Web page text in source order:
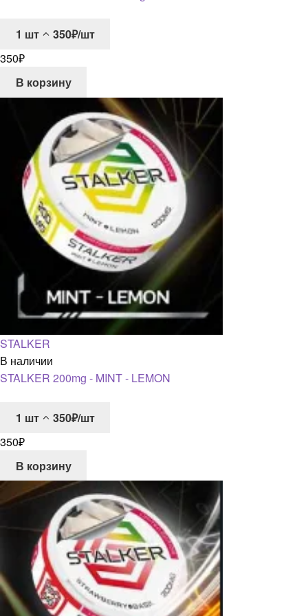
1 шт
350₽/шт
350₽
В корзину
STALKER
В наличии
STALKER 200mg - MINT - LEMON
1 шт
350₽/шт
350₽
В корзину